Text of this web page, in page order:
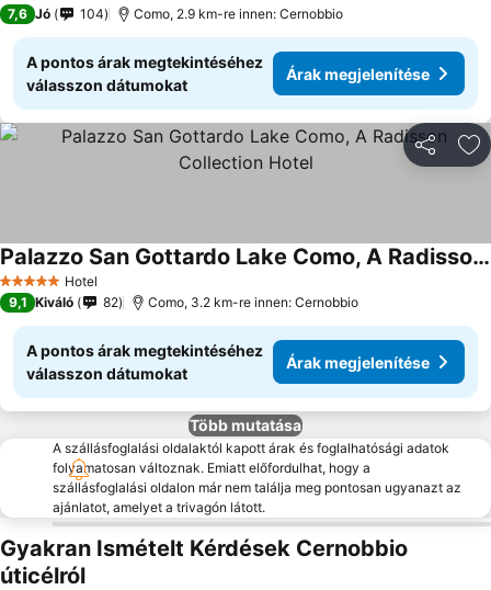
7,6 Jó 104 Como, 2.9 km-re innen: Cernobbio
A pontos árak megtekintéséhez
válasszon dátumokat
Árak megjelenítése
5 KategóriaHotel
Palazzo San Gottardo Lake Como, A Radisson Collection Hotel
9,1 Kiváló 82 Como, 3.2 km-re innen: Cernobbio
A pontos árak megtekintéséhez
válasszon dátumokat
Árak megjelenítése
Több mutatása
A szállásfoglalási oldalaktól kapott árak és foglalhatósági adatok
folyamatosan változnak. Emiatt előfordulhat, hogy a
szállásfoglalási oldalon már nem találja meg pontosan ugyanazt az
ajánlatot, amelyet a trivagón látott.
Gyakran Ismételt Kérdések Cernobbio
úticélról